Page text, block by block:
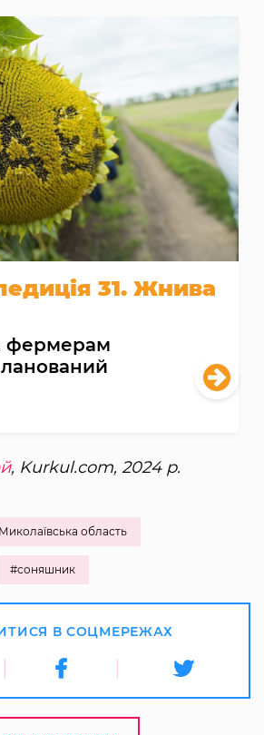
31. Жнива
фермерам
, Kurkul.com, 2024 р.
область
#соняшник
В СОЦМЕРЕЖАХ